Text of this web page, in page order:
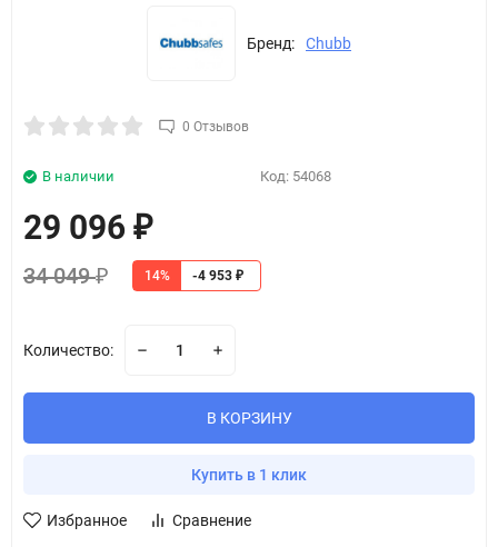
Бренд: Chubb
0 Отзывов
В наличии Код: 54068
29 096 ₽
34 049₽ 14% -4 953 ₽
Количество:
В КОРЗИНУ
Купить в 1 клик
Избранное Сравнение